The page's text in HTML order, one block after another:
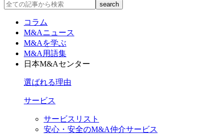
コラム
M&Aニュース
M&Aを学ぶ
M&A用語集
日本M&Aセンター
選ばれる理由
サービス
サービスリスト
安心・安全のM&A仲介サービス